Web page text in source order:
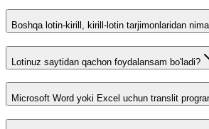
Boshqa lotin-kirill, kirill-lotin tarjimonlaridan
Lotinuz saytidan qachon foydalansam bo'ladi?
Microsoft Word yoki Excel uchun translit